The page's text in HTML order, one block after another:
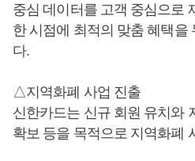
중심 데이터를 고객 중심으로
한 시점에 최적의 맞춤 혜택을
다.
△지역화폐 사업 진출
신한카드는 신규 회원 유치와
확보 등을 목적으로 지역화폐